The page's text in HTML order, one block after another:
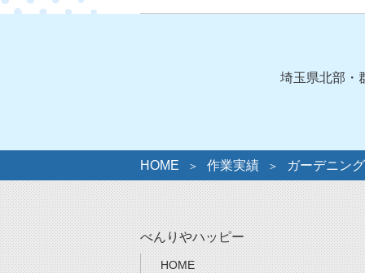
テ
埼玉県北部・
HOME 作業実績 ガーデニン
べんりやハッピー
HOME